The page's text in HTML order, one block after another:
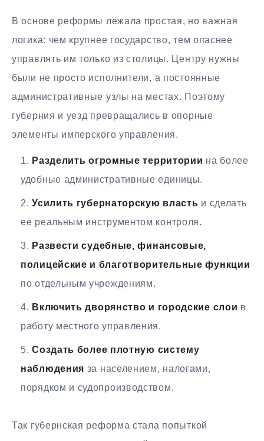
В основе реформы лежала простая, но важная
логика: чем крупнее государство, тем опаснее
управлять им только из столицы. Центру нужны
были не просто исполнители, а постоянные
административные узлы на местах. Поэтому
губерния и уезд превращались в опорные
элементы имперского управления.
Разделить огромные территории на более
удобные административные единицы.
Усилить губернаторскую власть и сделать
её реальным инструментом контроля.
Развести судебные, финансовые,
полицейские и благотворительные функции
по отдельным учреждениям.
Включить дворянство и городские слои в
работу местного управления.
Создать более плотную систему
наблюдения за населением, налогами,
порядком и судопроизводством.
Так губернская реформа стала попыткой